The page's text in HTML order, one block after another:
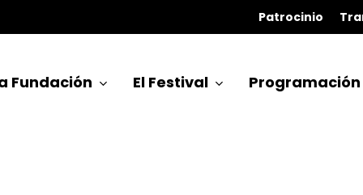
Patrocinio
Fundación El Festival Programación